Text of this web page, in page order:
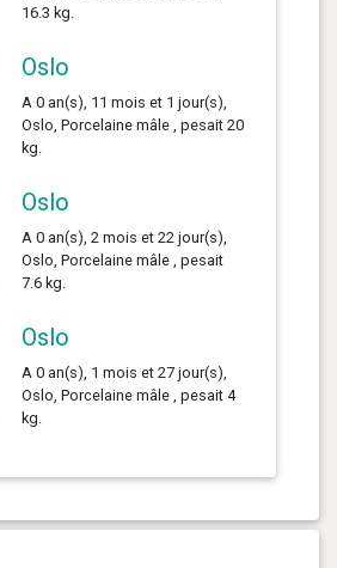
16.3 kg.
Oslo
A 0 an(s), 11 mois et 1 jour(s),
Oslo, Porcelaine mâle , pesait 20
kg.
Oslo
A 0 an(s), 2 mois et 22 jour(s),
Oslo, Porcelaine mâle , pesait
7.6 kg.
Oslo
A 0 an(s), 1 mois et 27 jour(s),
Oslo, Porcelaine mâle , pesait 4
kg.